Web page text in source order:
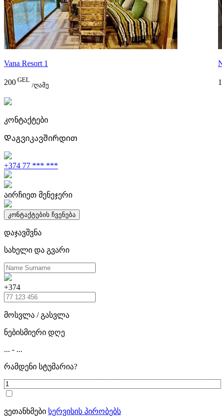
Vana Resort 1
200 GEL
/ღამე
კონტაქტები
Დაგვიკავშირდით
+374 77 *** ***
აირჩიეთ მენეჯერი
კონტაქტების ჩვენება
დაჯავშვნა
სახელი და გვარი
+374
მოსვლა / გასვლა
ნებისმიერი დღე
... - ...
რამდენი სტუმარია?
ვეთანხმები სერვისის პირობებს